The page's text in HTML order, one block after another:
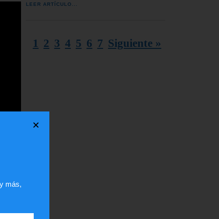
LEER ARTÍCULO...
1 2 3 4 5 6 7 Siguiente »
más,